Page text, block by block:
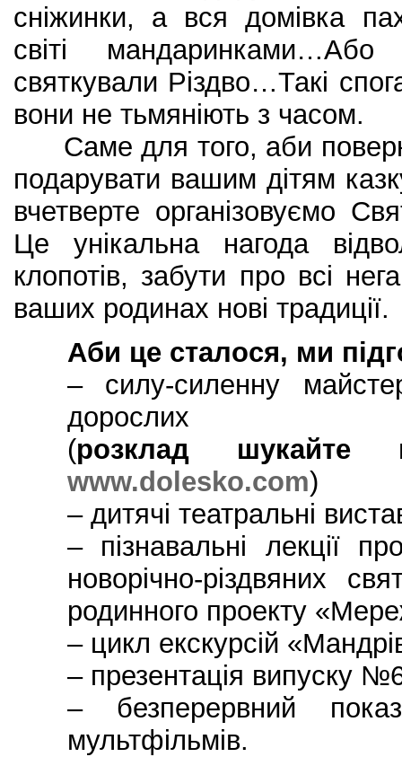
сніжинки, а вся домівка
світі
святкували Різдво…Такі
вони не тьмяніють з часом.
Саме для того, аби
подарувати вашим дітям
вчетверте організовуємо
Це унікальна нагода
клопотів, забути про всі
ваших родинах нові традиції.
Аби це сталося, ми
– силу-силенну
дорослих
(розклад шукайте
www.dolesko.com)
– дитячі театральні
– пізнавальні лекції
новорічно-різдвяних
родинного проекту
– цикл екскурсій
– презентація випуску
– безперервний
мультфільмів.